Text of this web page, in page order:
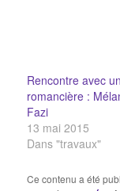
Rencontre avec
romancière :
Fazi
13 mai 2015
Dans "travaux"
Ce contenu a été